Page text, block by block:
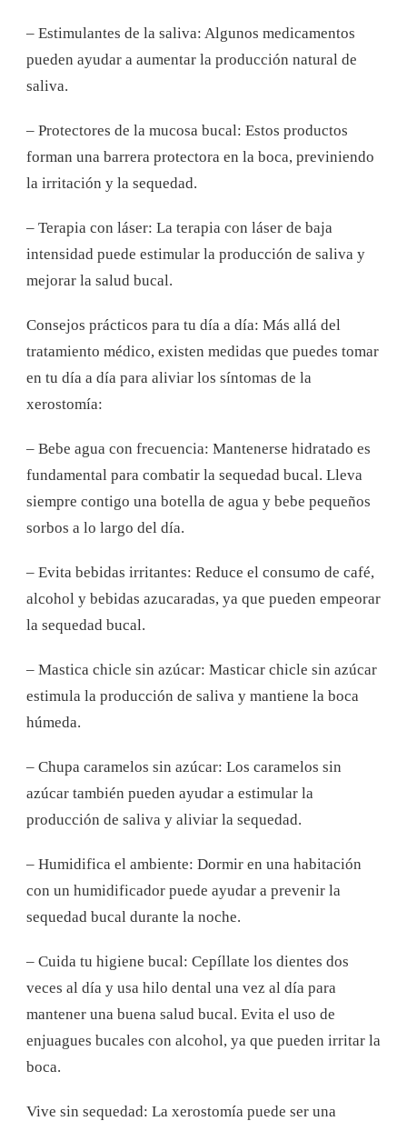
– Estimulantes de la saliva: Algunos medicamentos
pueden ayudar a aumentar la producción natural de
saliva.
– Protectores de la mucosa bucal: Estos productos
forman una barrera protectora en la boca, previniendo
la irritación y la sequedad.
– Terapia con láser: La terapia con láser de baja
intensidad puede estimular la producción de saliva y
mejorar la salud bucal.
Consejos prácticos para tu día a día: Más allá del
tratamiento médico, existen medidas que puedes tomar
en tu día a día para aliviar los síntomas de la
xerostomía:
– Bebe agua con frecuencia: Mantenerse hidratado es
fundamental para combatir la sequedad bucal. Lleva
siempre contigo una botella de agua y bebe pequeños
sorbos a lo largo del día.
– Evita bebidas irritantes: Reduce el consumo de café,
alcohol y bebidas azucaradas, ya que pueden empeorar
la sequedad bucal.
– Mastica chicle sin azúcar: Masticar chicle sin azúcar
estimula la producción de saliva y mantiene la boca
húmeda.
– Chupa caramelos sin azúcar: Los caramelos sin
azúcar también pueden ayudar a estimular la
producción de saliva y aliviar la sequedad.
– Humidifica el ambiente: Dormir en una habitación
con un humidificador puede ayudar a prevenir la
sequedad bucal durante la noche.
– Cuida tu higiene bucal: Cepíllate los dientes dos
veces al día y usa hilo dental una vez al día para
mantener una buena salud bucal. Evita el uso de
enjuagues bucales con alcohol, ya que pueden irritar la
boca.
Vive sin sequedad: La xerostomía puede ser una